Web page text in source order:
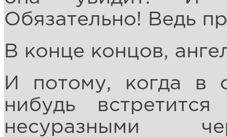
Обязательно! Ведь
В конце концов,
И потому, когда в
нибудь
несуразными